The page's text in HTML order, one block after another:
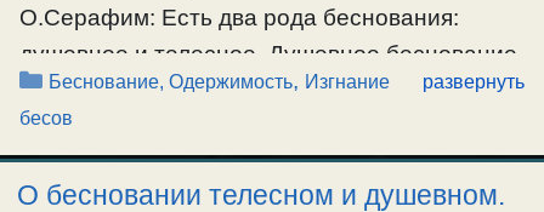
О.Серафим: Есть два рода беснования:
душевное и телесное. Душевное беснование
– это самое худшее беснование. Душевное
беснование – это одержимость той или иной
страстью. Одержимость страстью – это когда
человек не находится в состоянии борьбы со
Рубрики
Беснование, Одержимость, Изгнание
бесов
развернуть
О бесновании телесном и душевном.